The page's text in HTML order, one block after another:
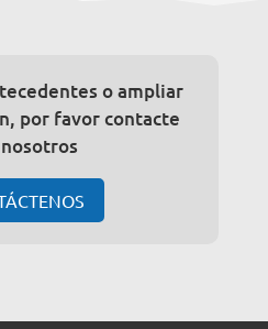
o ampliar
por favor contacte